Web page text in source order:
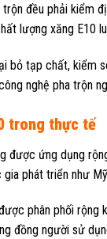
trộn đều phải kiểm
lượng xăng E10
bỏ tạp chất, kiểm
nghệ pha trộn
trong thực tế
được ứng dụng
phát triển như
phân phối rộng
đồng người sử